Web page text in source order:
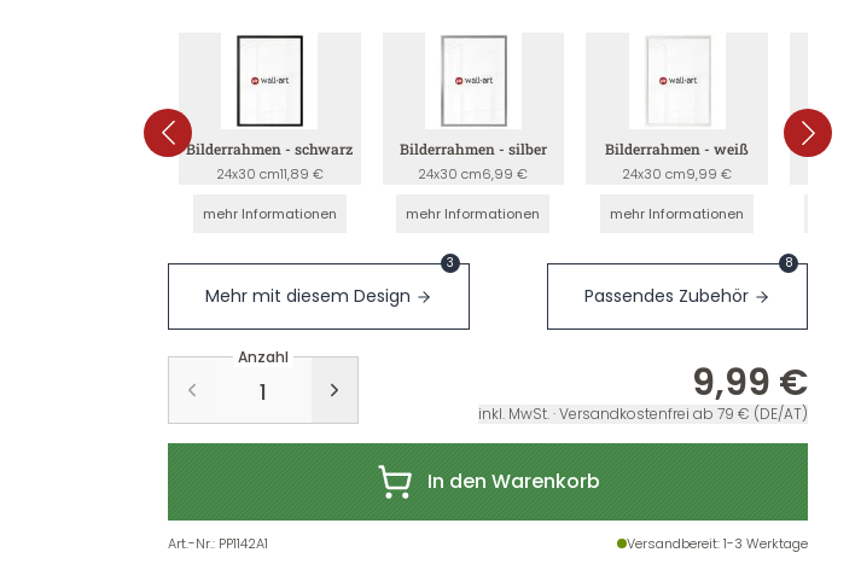
Bilderrahmen - schwarz
24x30 cm11,89 €
mehr Informationen
Bilderrahmen - silber
24x30 cm6,99 €
mehr Informationen
Bilderrahmen - weiß
24x30 cm9,99 €
mehr Informationen
Mehr mit diesem Design
3
Passendes Zubehör
8
Anzahl
9,99 €
inkl. MwSt. · Versandkostenfrei ab 79 € (DE/AT)
In den Warenkorb
Art.-Nr.: PP1142A1 Versandbereit: 1-3 Werktage